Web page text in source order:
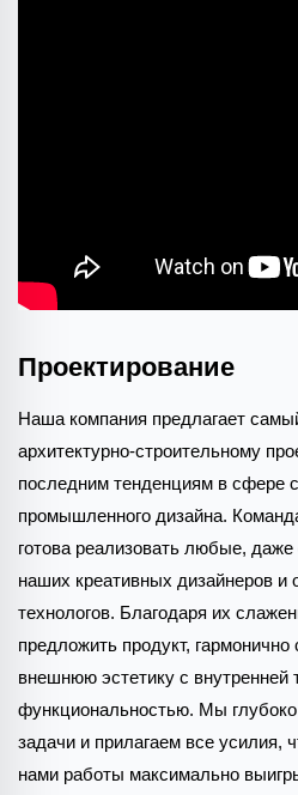
Проектирование
Наша компания предлагает
архитектурно-строительному
последним тенденциям в сфере
промышленного дизайна.
готова реализовать любые,
наших креативных дизайнеров
технологов. Благодаря их
предложить продукт,
внешнюю эстетику с внутренней
функциональностью. Мы
задачи и прилагаем все усилия,
нами работы максимально